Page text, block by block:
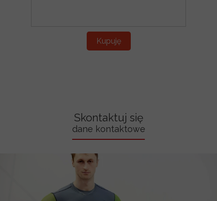
Kupuję
Skontaktuj się
dane kontaktowe